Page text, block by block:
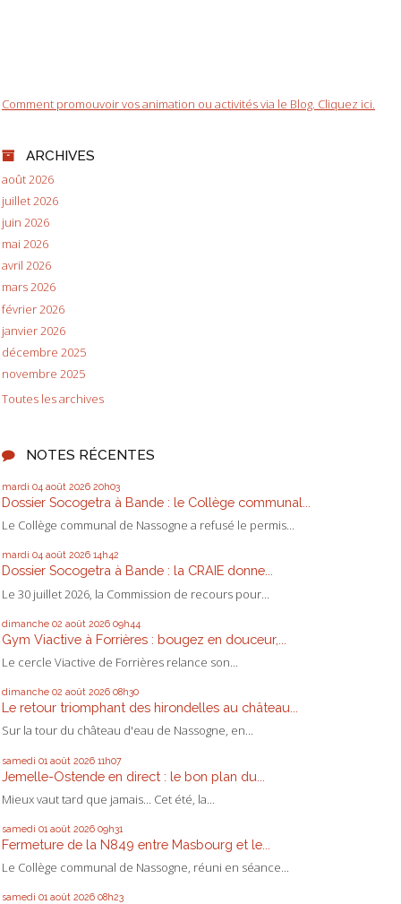
Comment promouvoir vos animation ou activités via le Blog. Cliquez ici.
ARCHIVES
août 2026
juillet 2026
juin 2026
mai 2026
avril 2026
mars 2026
février 2026
janvier 2026
décembre 2025
novembre 2025
Toutes les archives
NOTES RÉCENTES
mardi 04 août 2026 20h03
Dossier Socogetra à Bande : le Collège communal...
Le Collège communal de Nassogne a refusé le permis...
mardi 04 août 2026 14h42
Dossier Socogetra à Bande : la CRAIE donne...
Le 30 juillet 2026, la Commission de recours pour...
dimanche 02 août 2026 09h44
Gym Viactive à Forrières : bougez en douceur,...
Le cercle Viactive de Forrières relance son...
dimanche 02 août 2026 08h30
Le retour triomphant des hirondelles au château...
Sur la tour du château d'eau de Nassogne, en...
samedi 01 août 2026 11h07
Jemelle-Ostende en direct : le bon plan du...
Mieux vaut tard que jamais... Cet été, la...
samedi 01 août 2026 09h31
Fermeture de la N849 entre Masbourg et le...
Le Collège communal de Nassogne, réuni en séance...
samedi 01 août 2026 08h23